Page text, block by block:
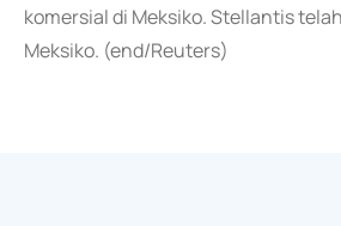
komersial di Meksiko. Stellantis
Meksiko. (end/Reuters)